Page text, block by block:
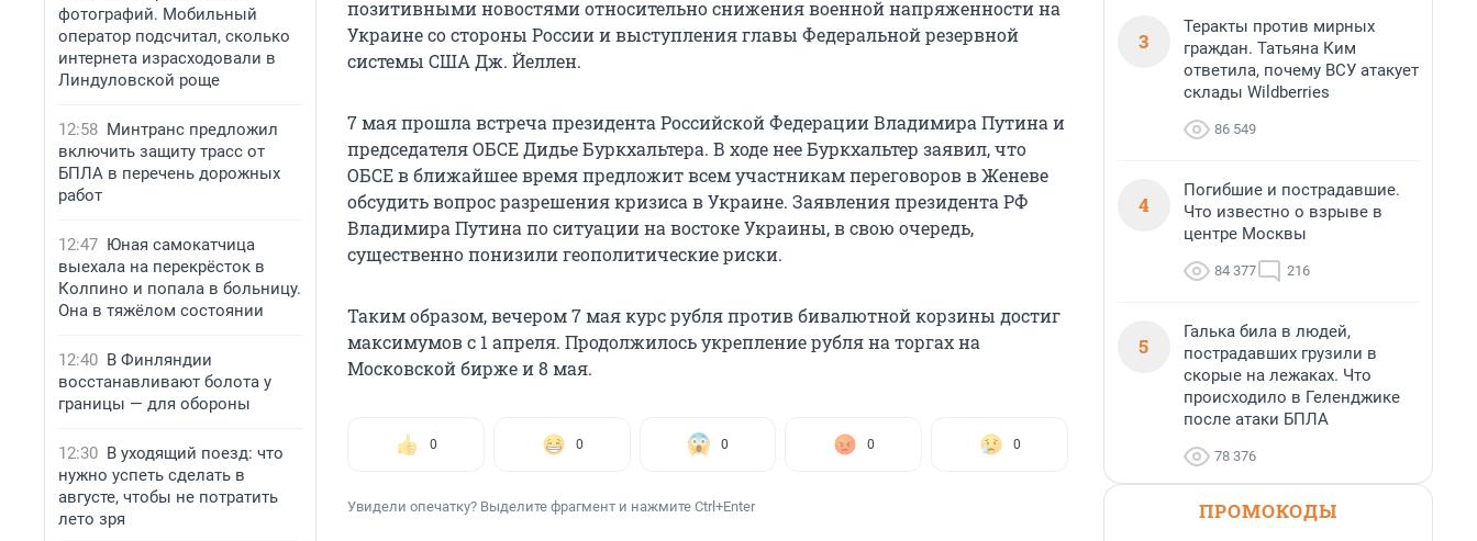
фотографий. Мобильный
оператор подсчитал, сколько
интернета израсходовали в
Линдуловской роще
12:58 Минтранс предложил
включить защиту трасс от
БПЛА в перечень дорожных
работ
12:47 Юная самокатчица
выехала на перекрёсток в
Колпино и попала в больницу.
Она в тяжёлом состоянии
12:40 В Финляндии
восстанавливают болота у
границы — для обороны
12:30 В уходящий поезд: что
нужно успеть сделать в
августе, чтобы не потратить
лето зря
позитивными новостями относительно снижения военной напряженности на
Украине со стороны России и выступления главы Федеральной резервной
системы США Дж. Йеллен.
7 мая прошла встреча президента Российской Федерации Владимира Путина и
председателя ОБСЕ Дидье Буркхальтера. В ходе нее Буркхальтер заявил, что
ОБСЕ в ближайшее время предложит всем участникам переговоров в Женеве
обсудить вопрос разрешения кризиса в Украине. Заявления президента РФ
Владимира Путина по ситуации на востоке Украины, в свою очередь,
существенно понизили геополитические риски.
Таким образом, вечером 7 мая курс рубля против бивалютной корзины достиг
максимумов с 1 апреля. Продолжилось укрепление рубля на торгах на
Московской бирже и 8 мая.
0 0 0 0 0
Увидели опечатку? Выделите фрагмент и нажмите Ctrl+Enter
3
Теракты против мирных
граждан. Татьяна Ким
ответила, почему ВСУ атакует
склады Wildberries
86 549
4
Погибшие и пострадавшие.
Что известно о взрыве в
центре Москвы
84 377 216
5
Галька била в людей,
пострадавших грузили в
скорые на лежаках. Что
происходило в Геленджике
после атаки БПЛА
78 376
ПРОМОКОДЫ